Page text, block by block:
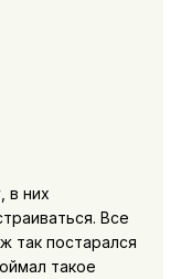
в них
Все
так постарался
такое